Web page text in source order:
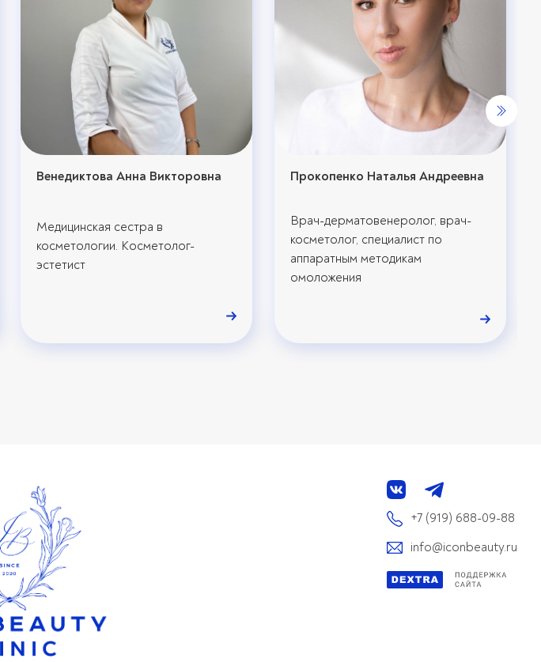
Венедиктова Анна Викторовна
Медицинская сестра в
косметологии. Косметолог-
эстетист
Прокопенко Наталья Андреевна
Врач-дерматовенеролог, врач-
косметолог, специалист по
аппаратным методикам
омоложения
+7 (919) 688-09-88
info@iconbeauty.ru